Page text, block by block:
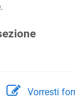
Vorresti